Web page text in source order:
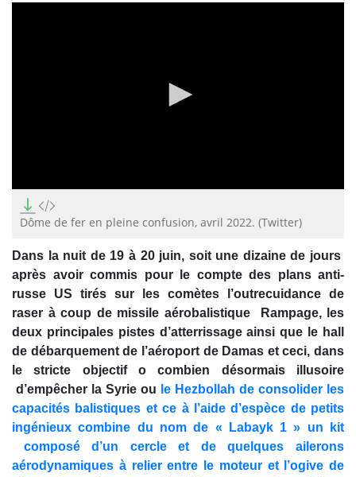
seconds
ofDôme de fer en pleine confusion, avril 2022. (Twitter)
Dans la nuit de 19 à 20 juin, soit une dizaine de jours
après avoir commis pour le compte des plans anti-
russe US tirés sur les comètes l’outrecuidance de
raser à coup de missile aérobalistique Rampage, les
deux principales pistes d’atterrissage ainsi que le hall
de débarquement de l’aéroport de Damas et ceci, dans
le stricte objectif o combien désormais illusoire
d’empêcher la Syrie ou le Hezbollah de consolider les
capacités balistiques et ce à l’aide d’espèce de petits
ingénieux combine du nom de « Labayk 1 » un kit
composé d’un cercle et de quelques ailerons
aérodynamiques à relier entre le moteur et l’ogive de